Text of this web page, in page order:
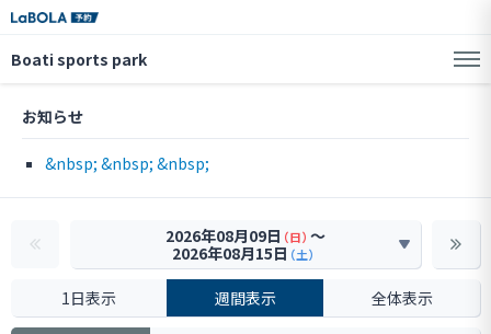
Boati sports park
お知らせ
&nbsp; &nbsp; &nbsp;
2026年08月09日 （日）〜
2026年08月15日（土）
1日表示 週間表示 全体表示